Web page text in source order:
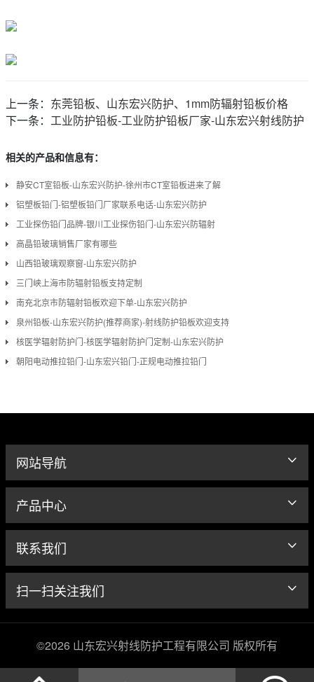
上一条： 东莞铅板、山东宏兴防护、1mm防辐射铅板价格
下一条： 工业防护铅板-工业防护铅板厂家-山东宏兴射线防护
相关的产品和信息有：
静安CT室铅板-山东宏兴防护-徐州市CT室铅板进来了解
铝塑板铅门-铝塑板铅门厂家联系电话-山东宏兴防护
工业探伤铅门品牌-银川工业探伤铅门-山东宏兴防辐射
高晶铅玻璃销售厂家有哪些
山西铅玻璃观察窗-山东宏兴防护
三门峡上海市防辐射铅板支持定制
南充北京市防辐射铅板欢迎下单-山东宏兴防护
泉州铅板-山东宏兴防护(推荐商家)-射线防护铅板欢迎支持
核医学辐射防护门-核医学辐射防护门定制-山东宏兴防护
朝阳电动推拉铅门-山东宏兴铅门-正规电动推拉铅门
网站导航
产品中心
联系我们
扫一扫关注我们
©2026 山东宏兴射线防护工程有限公司 版权所有